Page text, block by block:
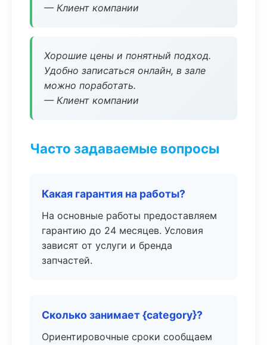
— Клиент компании
Хорошие цены и понятный подход.
Удобно записаться онлайн, в зале
можно поработать.
— Клиент компании
Часто задаваемые вопросы
Какая гарантия на работы?
На основные работы предоставляем
гарантию до 24 месяцев. Условия
зависят от услуги и бренда
запчастей.
Сколько занимает {category}?
Ориентировочные сроки сообщаем